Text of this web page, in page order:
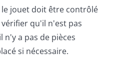
le jouet doit être contrôlé
qu'il n'est pas
a pas de pièces
si nécessaire.